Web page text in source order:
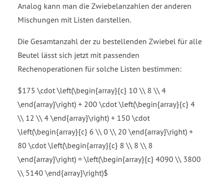
Analog kann man die Zwiebelanzahlen der anderen
Mischungen mit Listen darstellen.
Die Gesamtanzahl der zu bestellenden Zwiebel für alle
Beutel lässt sich jetzt mit passenden
Rechenoperationen für solche Listen bestimmen:
$175 \cdot \left(\begin{array}{c} 10 \\ 8 \\ 4
\end{array}\right) + 200 \cdot \left(\begin{array}{c} 4
\\ 12 \\ 4 \end{array}\right) + 150 \cdot
\left(\begin{array}{c} 6 \\ 0 \\ 20 \end{array}\right) +
80 \cdot \left(\begin{array}{c} 8 \\ 8 \\ 8
\end{array}\right) = \left(\begin{array}{c} 4090 \\ 3800
\\ 5140 \end{array}\right)$